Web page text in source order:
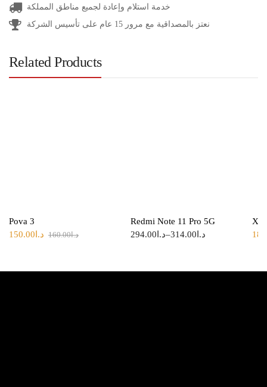
خدمة استلام وإعادة لجميع مناطق المملكة
نعتز بالمصداقية مع مرور 15 عام على تأسيس الشركة
Related Products
Pova 3
د.ا160.00 د.ا 150.00
Redmi Note 11 Pro 5G
د.ا 294.00 – د.ا 314.00